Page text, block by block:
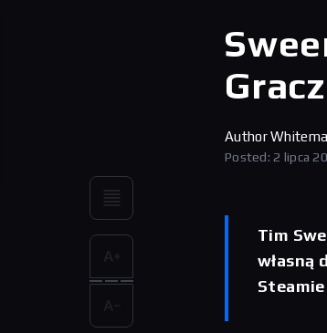
Author
Posted: 2 lipca
Tim
własną